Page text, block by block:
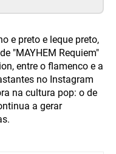
e preto e leque preto,
"MAYHEM Requiem"
entre o flamenco e a
no Instagram
na cultura pop: o de
a gerar